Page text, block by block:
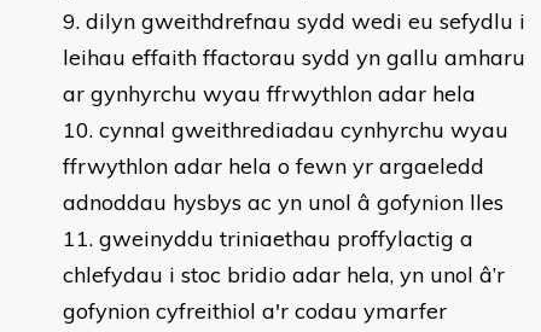
dilyn gweithdrefnau sydd wedi eu sefydlu i
leihau effaith ffactorau sydd yn gallu amharu
ar gynhyrchu wyau ffrwythlon adar hela
cynnal gweithrediadau cynhyrchu wyau
ffrwythlon adar hela o fewn yr argaeledd
adnoddau hysbys ac yn unol â gofynion lles
gweinyddu triniaethau proffylactig a
chlefydau i stoc bridio adar hela, yn unol â’r
gofynion cyfreithiol a'r codau ymarfer